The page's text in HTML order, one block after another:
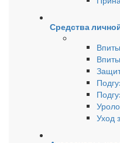
Средства
Уход